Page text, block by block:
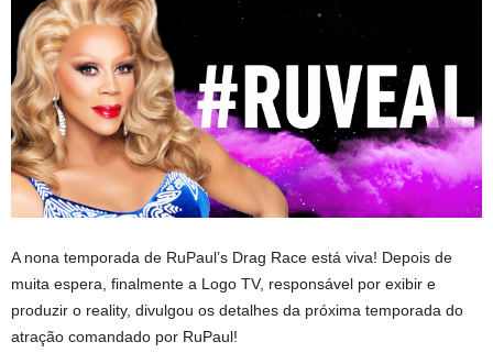
A nona temporada de RuPaul’s Drag Race está viva! Depois de
muita espera, finalmente a Logo TV, responsável por exibir e
produzir o reality, divulgou os detalhes da próxima temporada do
atração comandado por RuPaul!